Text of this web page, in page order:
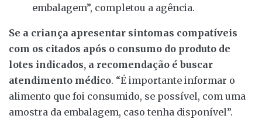
embalagem”, completou a agência.
Se a criança apresentar sintomas compatíveis
com os citados após o consumo do produto de
lotes indicados, a recomendação é buscar
atendimento médico. “É importante informar o
alimento que foi consumido, se possível, com uma
amostra da embalagem, caso tenha disponível”.